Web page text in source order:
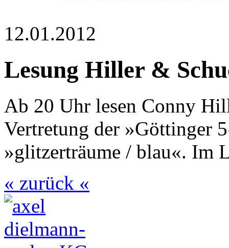
12.01.2012
Lesung Hiller &
Ab 20 Uhr lesen Conny
Vertretung der »Göttinger
»glitzerträume / blau«. Im
« zurück «